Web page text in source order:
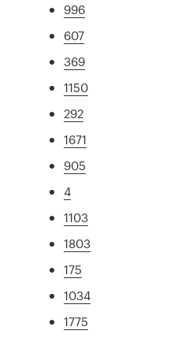
996
607
369
1150
292
1671
905
4
1103
1803
175
1034
1775